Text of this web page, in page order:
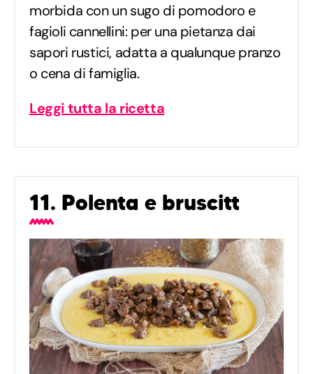
morbida con un sugo di pomodoro e
fagioli cannellini: per una pietanza dai
sapori rustici, adatta a qualunque pranzo
o cena di famiglia.
Leggi tutta la ricetta
11. Polenta e bruscitt